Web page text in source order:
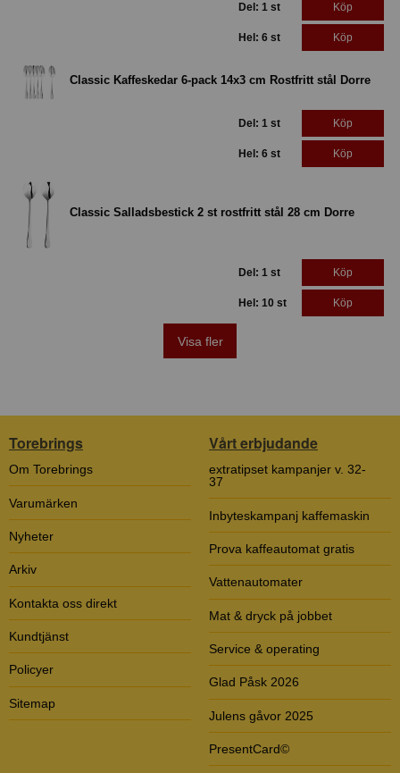
Del: 1 st Köp
Hel: 6 st Köp
Classic Kaffeskedar 6-pack 14x3 cm Rostfritt stål Dorre
Del: 1 st Köp
Hel: 6 st Köp
Classic Salladsbestick 2 st rostfritt stål 28 cm Dorre
Del: 1 st Köp
Hel: 10 st Köp
Visa fler
Torebrings
Om Torebrings
Varumärken
Nyheter
Arkiv
Kontakta oss direkt
Kundtjänst
Policyer
Sitemap
Vårt erbjudande
extratipset kampanjer v. 32-
37
Inbyteskampanj kaffemaskin
Prova kaffeautomat gratis
Vattenautomater
Mat & dryck på jobbet
Service & operating
Glad Påsk 2026
Julens gåvor 2025
PresentCard©